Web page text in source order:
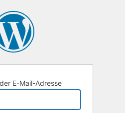
E-Mail-Adresse